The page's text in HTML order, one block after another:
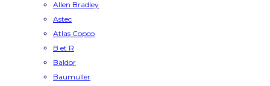
Allen Bradley
Astec
Atlas Copco
B et R
Baldor
Baumuller